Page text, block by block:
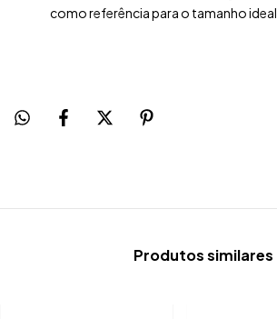
como referência para o tamanho ideal.
Produtos similares